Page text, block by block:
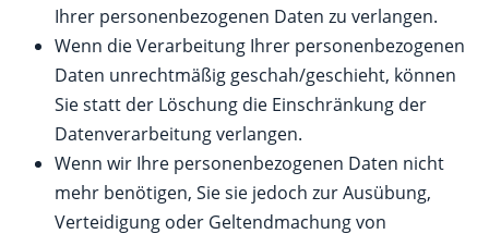
Ihrer personenbezogenen Daten zu verlangen.
Wenn die Verarbeitung Ihrer personenbezogenen
Daten unrechtmäßig geschah/geschieht, können
Sie statt der Löschung die Einschränkung der
Datenverarbeitung verlangen.
Wenn wir Ihre personenbezogenen Daten nicht
mehr benötigen, Sie sie jedoch zur Ausübung,
Verteidigung oder Geltendmachung von